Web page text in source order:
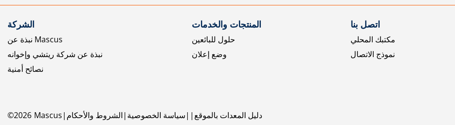
الشركة
نبذة عن Mascus
نبذة عن شركة ريتشي وإخوانه
نصائح أمنية
المنتجات والخدمات
حلول للبائعين
وضع إعلان
اتصل بنا
مكتبك المحلي
نموذج الاتصال
©2026 Mascus الشروط والأحكام سياسة الخصوصية دليل المعدات بالموقع